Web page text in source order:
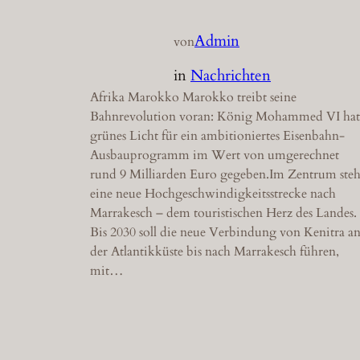
vonAdmin
inNachrichten
Afrika Marokko Marokko treibt seine
Bahnrevolution voran: König Mohammed VI hat
grünes Licht für ein ambitioniertes Eisenbahn-
Ausbauprogramm im Wert von umgerechnet
rund 9 Milliarden Euro gegeben.Im Zentrum
eine neue Hochgeschwindigkeitsstrecke nach
Marrakesch – dem touristischen Herz des Landes.
Bis 2030 soll die neue Verbindung von Kenitra an
der Atlantikküste bis nach Marrakesch führen,
mit…